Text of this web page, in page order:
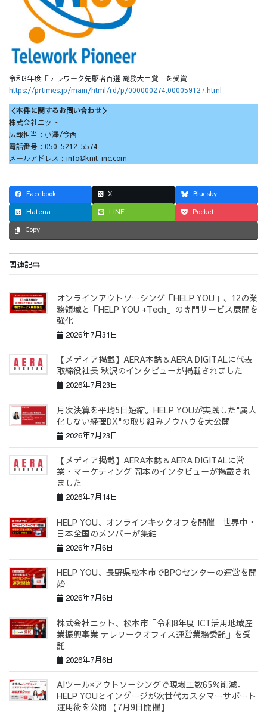
令和3年度「テレワーク先駆者百選 総務大臣賞」を受賞
https://prtimes.jp/main/html/rd/p/000000274.000059127.html
＜本件に関するお問い合わせ＞
株式会社ニット
広報担当：小澤/今西
電話番号：050-5212-5574
メールアドレス：info@knit-inc.com
Facebook X
Bluesky
Hatena
LINE Pocket
Copy
関連記事
オンラインアウトソーシング「HELP YOU」、12の業
務領域と「HELP YOU +Tech」の専門サービス展開を
強化
2026年7月31日
【メディア掲載】AERA本誌＆AERA DIGITALに代表
取締役社長 秋沢のインタビューが掲載されました
2026年7月23日
月次決算を平均5日短縮。HELP YOUが実践した"属人
化しない経理DX"の取り組みノウハウを大公開
2026年7月23日
【メディア掲載】AERA本誌＆AERA DIGITALに営
業・マーケティング 岡本のインタビューが掲載され
ました
2026年7月14日
HELP YOU、オンラインキックオフを開催│世界中・
日本全国のメンバーが集結
2026年7月6日
HELP YOU、長野県松本市でBPOセンターの運営を開
始
2026年7月6日
株式会社ニット、松本市「令和8年度 ICT活用地域産
業振興事業 テレワークオフィス運営業務委託」を受
託
2026年7月6日
AIツール×アウトソーシングで現場工数65％削減。
HELP YOUとインゲージが次世代カスタマーサポート
運用術を公開 【7月9日開催】